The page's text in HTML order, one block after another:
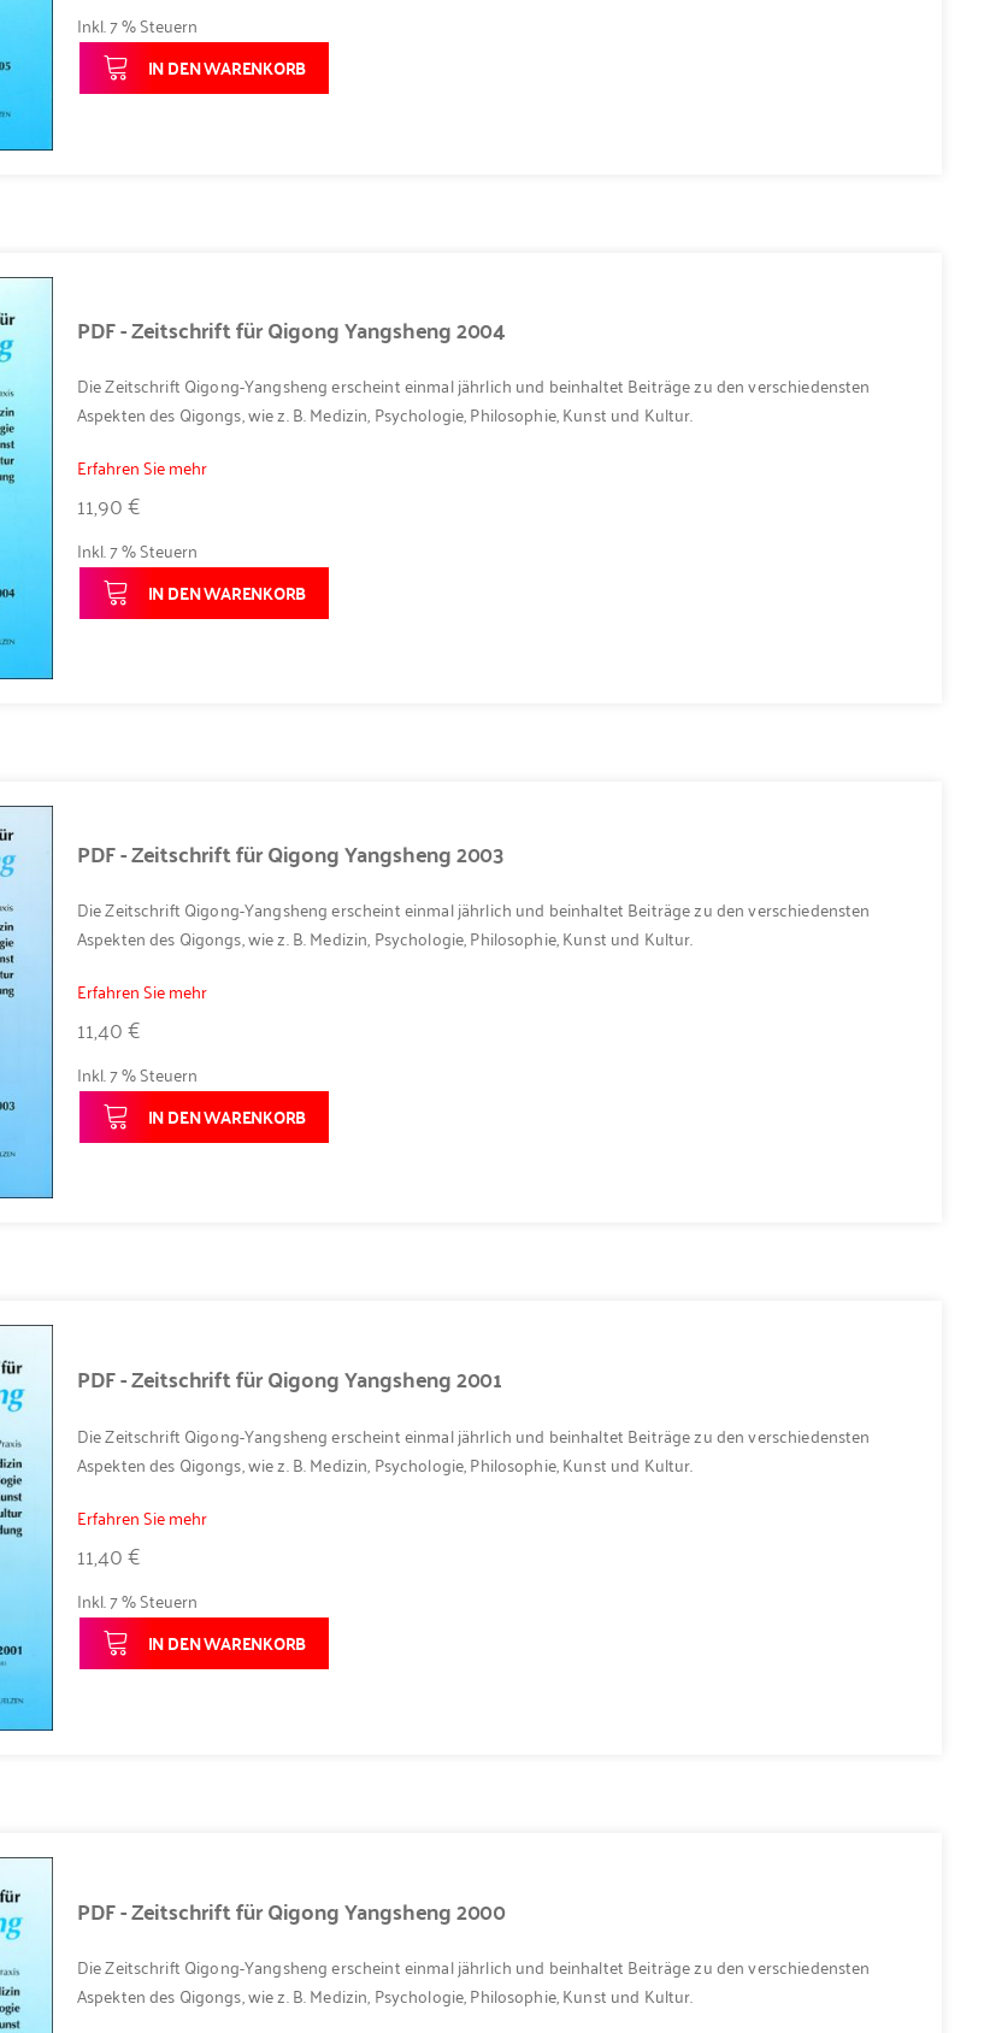
Inkl. 7 % Steuern
IN DEN WARENKORB
PDF - Zeitschrift für Qigong Yangsheng 2004
Die Zeitschrift Qigong-Yangsheng erscheint einmal jährlich und beinhaltet Beiträge zu den verschiedensten
Aspekten des Qigongs, wie z. B. Medizin, Psychologie, Philosophie, Kunst und Kultur.
Erfahren Sie mehr
11,90 €
Inkl. 7 % Steuern
IN DEN WARENKORB
PDF - Zeitschrift für Qigong Yangsheng 2003
Die Zeitschrift Qigong-Yangsheng erscheint einmal jährlich und beinhaltet Beiträge zu den verschiedensten
Aspekten des Qigongs, wie z. B. Medizin, Psychologie, Philosophie, Kunst und Kultur.
Erfahren Sie mehr
11,40 €
Inkl. 7 % Steuern
IN DEN WARENKORB
PDF - Zeitschrift für Qigong Yangsheng 2001
Die Zeitschrift Qigong-Yangsheng erscheint einmal jährlich und beinhaltet Beiträge zu den verschiedensten
Aspekten des Qigongs, wie z. B. Medizin, Psychologie, Philosophie, Kunst und Kultur.
Erfahren Sie mehr
11,40 €
Inkl. 7 % Steuern
IN DEN WARENKORB
PDF - Zeitschrift für Qigong Yangsheng 2000
Die Zeitschrift Qigong-Yangsheng erscheint einmal jährlich und beinhaltet Beiträge zu den verschiedensten
Aspekten des Qigongs, wie z. B. Medizin, Psychologie, Philosophie, Kunst und Kultur.